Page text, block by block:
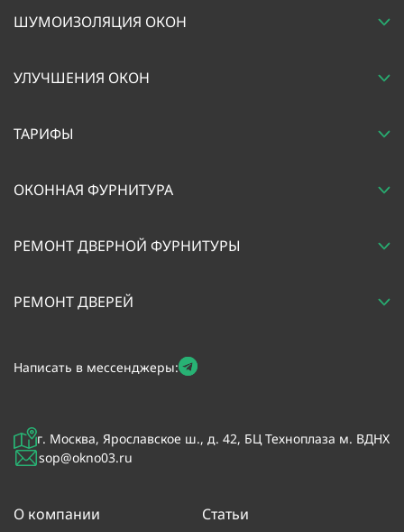
г. Москва, Ярославское ш., д. 42, БЦ Техноплаза м. ВДНХ
sop@okno03.ru
О компании Статьи
Написать в мессенджеры:
ШУМОИЗОЛЯЦИЯ ОКОН
УЛУЧШЕНИЯ ОКОН
ТАРИФЫ
ОКОННАЯ ФУРНИТУРА
РЕМОНТ ДВЕРНОЙ ФУРНИТУРЫ
РЕМОНТ ДВЕРЕЙ